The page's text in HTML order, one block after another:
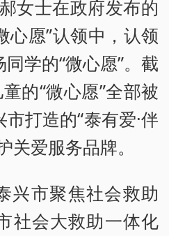
女士在政府发布的
心愿”认领中，认领
学的“微心愿”。截
的“微心愿”全部被
打造的“泰有爱·伴
关爱服务品牌。
兴市聚焦社会救助
社会大救助一体化